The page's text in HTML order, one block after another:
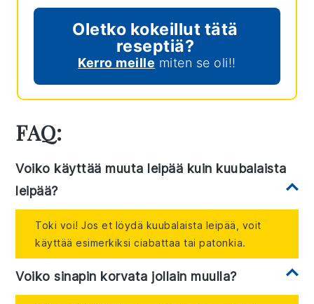
Oletko kokeillut tätä
reseptiä?
Kerro meille miten se oli!!
FAQ:
Voiko käyttää muuta leipää kuin kuubalaista
leipää?
Toki voi! Jos et löydä kuubalaista leipää, voit
käyttää esimerkiksi ciabattaa tai patonkia.
Voiko sinapin korvata jollain muulla?